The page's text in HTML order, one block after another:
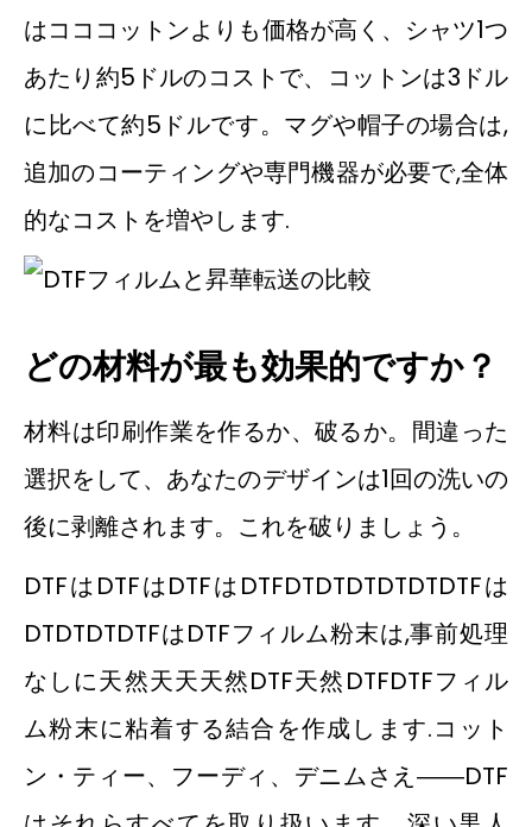
はコココットンよりも価格が高く、シャツ1つ
あたり約5ドルのコストで、コットンは3ドル
に比べて約5ドルです。マグや帽子の場合は,
追加のコーティングや専門機器が必要で,全体
的なコストを増やします.
どの材料が最も効果的ですか？
材料は印刷作業を作るか、破るか。間違った
選択をして、あなたのデザインは1回の洗いの
後に剥離されます。これを破りましょう。
DTFはDTFはDTFはDTFDTDTDTDTDTDTFは
DTDTDTDTFはDTFフィルム粉末は,事前処理
なしに天然天天天然DTF天然DTFDTFフィル
ム粉末に粘着する結合を作成します.コット
ン・ティー、フーディ、デニムさえ――DTF